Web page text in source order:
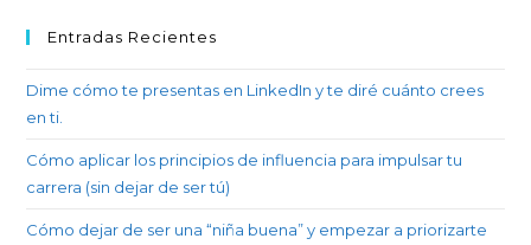
Entradas Recientes
Dime cómo te presentas en LinkedIn y te diré cuánto crees
en ti.
Cómo aplicar los principios de influencia para impulsar tu
carrera (sin dejar de ser tú)
Cómo dejar de ser una “niña buena” y empezar a priorizarte